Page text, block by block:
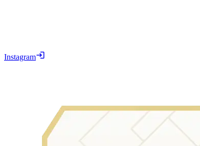
Instagram